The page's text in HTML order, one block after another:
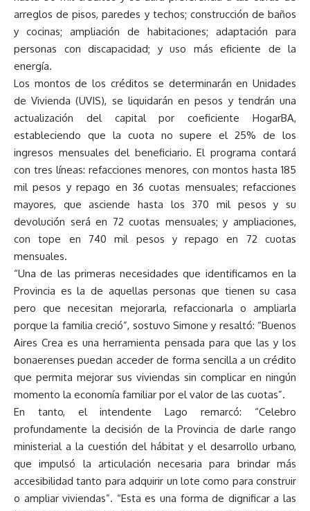
arreglos de pisos, paredes y techos; construcción de baños
y cocinas; ampliación de habitaciones; adaptación para
personas con discapacidad; y uso más eficiente de la
energía.
Los montos de los créditos se determinarán en Unidades
de Vivienda (UVIS), se liquidarán en pesos y tendrán una
actualización del capital por coeficiente HogarBA,
estableciendo que la cuota no supere el 25% de los
ingresos mensuales del beneficiario. El programa contará
con tres líneas: refacciones menores, con montos hasta 185
mil pesos y repago en 36 cuotas mensuales; refacciones
mayores, que asciende hasta los 370 mil pesos y su
devolución será en 72 cuotas mensuales; y ampliaciones,
con tope en 740 mil pesos y repago en 72 cuotas
mensuales.
“Una de las primeras necesidades que identificamos en la
Provincia es la de aquellas personas que tienen su casa
pero que necesitan mejorarla, refaccionarla o ampliarla
porque la familia creció”, sostuvo Simone y resaltó: “Buenos
Aires Crea es una herramienta pensada para que las y los
bonaerenses puedan acceder de forma sencilla a un crédito
que permita mejorar sus viviendas sin complicar en ningún
momento la economía familiar por el valor de las cuotas”.
En tanto, el intendente Lago remarcó: “Celebro
profundamente la decisión de la Provincia de darle rango
ministerial a la cuestión del hábitat y el desarrollo urbano,
que impulsó la articulación necesaria para brindar más
accesibilidad tanto para adquirir un lote como para construir
o ampliar viviendas”. “Esta es una forma de dignificar a las